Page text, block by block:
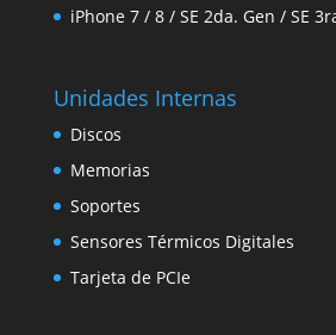
iPhone 7 / 8 / SE 2da. Gen / SE
Unidades Internas
Discos
Memorias
Soportes
Sensores Térmicos Digitales
Tarjeta de PCIe